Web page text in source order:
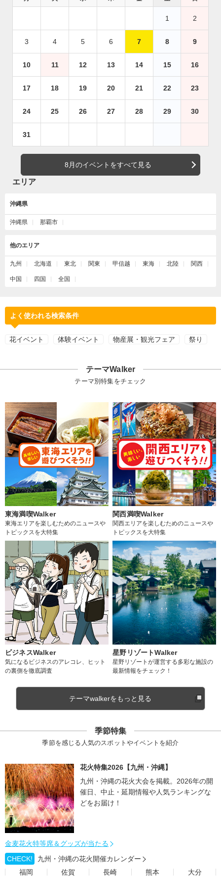
1 2
3 4 5 6 7 8 9
10 11 12 13 14 15 16
17 18 19 20 21 22 23
24 25 26 27 28 29 30
31
8月のイベントをすべて見る
エリア
沖縄県
沖縄県 那覇市
他のエリア
九州 北海道 東北 関東 甲信越 東海 北陸 関西
中国 四国 全国
よく使われる検索条件
花イベント 体験イベント 物産展・観光フェア 祭り
テーマWalker
テーマ別特集をチェック
東海満喫Walker
東海エリアを楽しむためのニュースや
トピックスを大特集
関西満喫Walker
関西エリアを楽しむためのニュースや
トピックスを大特集
ビジネスWalker
気になるビジネスのアレコレ、ヒット
の裏側を徹底調査
星野リゾートWalker
星野リゾートが運営する多彩な施設の
最新情報をチェック！
テーマwalkerをもっと見る
季節特集
季節を感じる人気のスポットやイベントを紹介
花火特集2026【九州・沖縄】
九州・沖縄の花火大会を掲載。2026年の開
催日、中止・延期情報や人気ランキングな
どをお届け！
金麦花火特等席＆グッズが当たる
CHECK!
九州・沖縄の花火開催カレンダー
福岡
佐賀 長崎 熊本
大分